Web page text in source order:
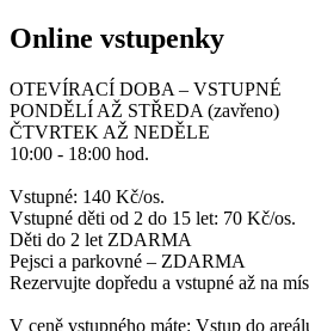
Online vstupenky
OTEVÍRACÍ DOBA – VSTUPNÉ
PONDĚLÍ AŽ STŘEDA (zavřeno)
ČTVRTEK AŽ NEDĚLE
10:00 - 18:00 hod.
Vstupné: 140 Kč/os.
Vstupné děti od 2 do 15 let: 70 Kč/os.
Děti do 2 let ZDARMA
Pejsci a parkovné – ZDARMA
Rezervujte dopředu a vstupné až na
V ceně vstupného máte: Vstup do